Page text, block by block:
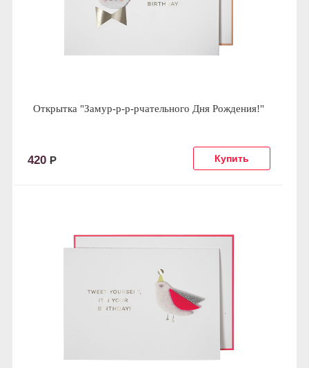
Открытка "Замур-р-р-рчательного Дня Рождения!"
420 Р